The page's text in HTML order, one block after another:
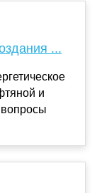
...
и
вопросы